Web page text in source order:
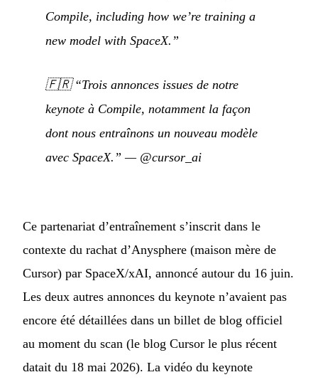
Compile, including how we’re training a
new model with SpaceX.”
🇫🇷“Trois annonces issues de notre
keynote à Compile, notamment la façon
dont nous entraînons un nouveau modèle
avec SpaceX.” — @cursor_ai
Ce partenariat d’entraînement s’inscrit dans le
contexte du rachat d’Anysphere (maison mère de
Cursor) par SpaceX/xAI, annoncé autour du 16 juin.
Les deux autres annonces du keynote n’avaient pas
encore été détaillées dans un billet de blog officiel
au moment du scan (le blog Cursor le plus récent
datait du 18 mai 2026). La vidéo du keynote